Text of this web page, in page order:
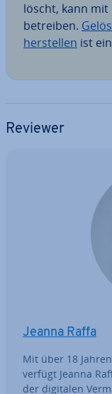
löscht, kann mit
betreiben.
her­stel­len ist
Reviewer
Jeanna Raffa
Mit über 18
verfügt Jeanna
der digitalen